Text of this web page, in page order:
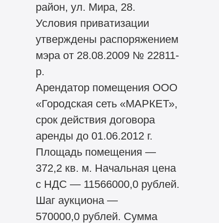
район, ул. Мира, 28.
Условия приватизации
утверждены распоряжением
мэра от 28.08.2009 № 22811-
р.
Арендатор помещения ООО
«Городская сеть «МАРКЕТ»,
срок действия договора
аренды до 01.06.2012 г.
Площадь помещения —
372,2 кв. м. Начальная цена
с НДС — 11566000,0 рублей.
Шаг аукциона —
570000,0 рублей. Сумма